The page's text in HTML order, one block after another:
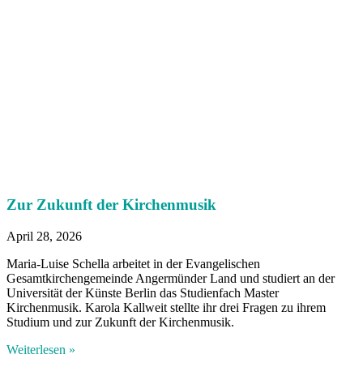
Zur Zukunft der Kirchenmusik
April 28, 2026
Maria-Luise Schella arbeitet in der Evangelischen
Gesamtkirchengemeinde Angermünder Land und studiert an der
Universität der Künste Berlin das Studienfach Master
Kirchenmusik. Karola Kallweit stellte ihr drei Fragen zu ihrem
Studium und zur Zukunft der Kirchenmusik.
Weiterlesen »